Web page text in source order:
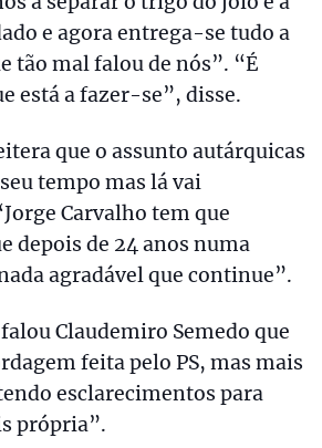
e agora entrega-se tudo a
tão mal falou de nós”. “É
está a fazer-se”, disse.
que o assunto autárquicas
tempo mas lá vai
Carvalho tem que
depois de 24 anos numa
agradável que continue”.
Claudemiro Semedo que
feita pelo PS, mas mais
esclarecimentos para
própria”.